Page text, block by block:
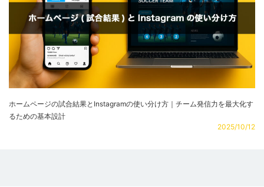
ホームページの試合結果とInstagramの使い分け方｜チーム発信力を最大化す
るための基本設計
2025/10/12